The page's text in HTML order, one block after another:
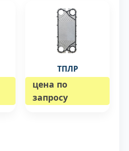
ТПЛР
цена по
запросу